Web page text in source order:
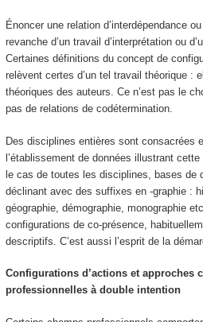
Énoncer une relation d’interdépendance
revanche d’un travail d’interprétation ou
Certaines définitions du concept de
relèvent certes d’un tel travail théorique :
théoriques des auteurs. Ce n’est pas le
pas de relations de codétermination.
Des disciplines entières sont consacrées
l’établissement de données illustrant
le cas de toutes les disciplines, bases de
déclinant avec des suffixes en -graphie :
géographie, démographie, monographie
configurations de co-présence,
descriptifs. C’est aussi l’esprit de la
Configurations d’actions et approches
professionnelles à double intention